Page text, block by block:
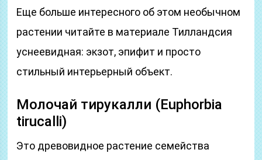
Еще больше интересного об этом необычном
растении читайте в материале Тилландсия
уснеевидная: экзот, эпифит и просто
стильный интерьерный объект.
Молочай тирукалли (Euphоrbia
tirucаlli)
Это древовидное растение семейства